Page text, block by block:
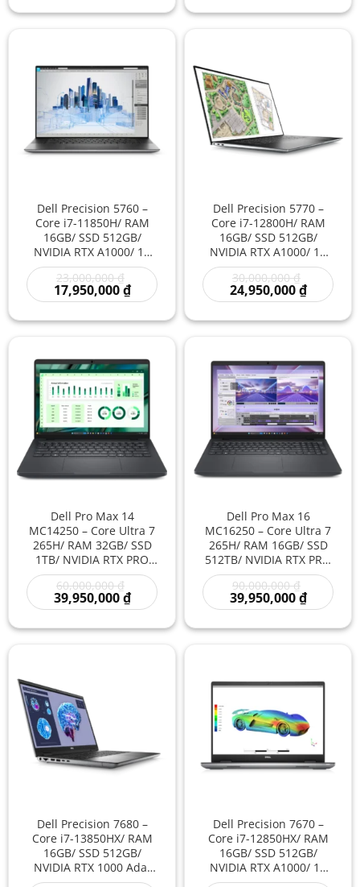
là: là:
Dell Precision 5760 –
Core i7-11850H/ RAM
16GB/ SSD 512GB/
NVIDIA RTX A1000/ 17
inch – Laptop
Workstation Đồ Họa 3D
Kỹ Thuật Màn Hình Lớn
23,000,000₫
gốc
là:
17,950,000₫Giá
hiện
là:
Dell Precision 5770 –
Core i7-12800H/ RAM
16GB/ SSD 512GB/
NVIDIA RTX A1000/ 17
inch – Laptop
Workstation Cao Cấp
Cho CAD 3D Kỹ Thuật
Mạnh
30,000,000₫
gốc
là:
24,950,000₫Giá
hiện
là:
Dell Pro Max 14
MC14250 – Core Ultra 7
265H/ RAM 32GB/ SSD
1TB/ NVIDIA RTX PRO
1000 Blackwell/ 14 inch
– Laptop Workstation AI
Thế Hệ Mới Đồ Họa Kỹ
60,000,000₫
gốc
là:
39,950,000₫Giá
hiện
là:
Dell Pro Max 16
MC16250 – Core Ultra 7
265H/ RAM 16GB/ SSD
512TB/ NVIDIA RTX PRO
1000 Blackwell/ 16 inch
– Laptop Workstation AI
Đồ Họa 3D Kỹ Thuật Thế
Mạnh
90,000,000₫
gốc
là:
39,950,000₫Giá
hiện
là:
Dell Precision 7680 –
Core i7-13850HX/ RAM
16GB/ SSD 512GB/
NVIDIA RTX 1000 Ada/
16 inch – Laptop
Dell Precision 7670 –
Core i7-12850HX/ RAM
16GB/ SSD 512GB/
NVIDIA RTX A1000/ 16
inch – Laptop